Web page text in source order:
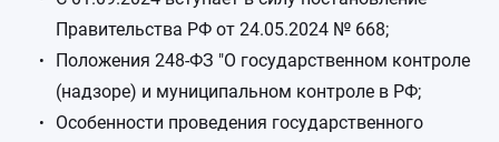
Правительства РФ от 24.05.2024 № 668;
Положения 248-ФЗ "О государственном контроле
(надзоре) и муниципальном контроле в РФ;
Особенности проведения государственного